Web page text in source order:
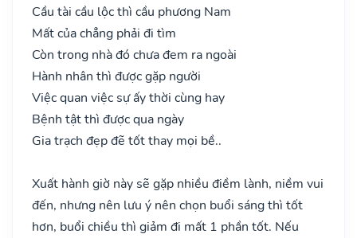
Cầu tài cầu lộc thì cầu phương Nam
Mất của chẳng phải đi tìm
Còn trong nhà đó chưa đem ra ngoài
Hành nhân thì được gặp người
Việc quan việc sự ấy thời cùng hay
Bệnh tật thì được qua ngày
Gia trạch đẹp đẽ tốt thay mọi bề..
Xuất hành giờ này sẽ gặp nhiều điềm lành, niềm vui
đến, nhưng nên lưu ý nên chọn buổi sáng thì tốt
hơn, buổi chiều thì giảm đi mất 1 phần tốt. Nếu